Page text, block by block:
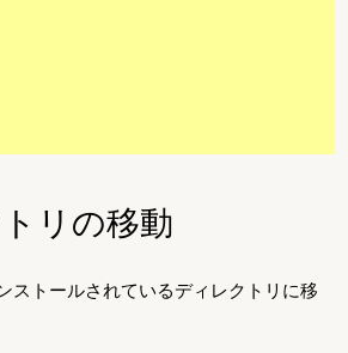
リの移動
ストールされているディレクトリに移